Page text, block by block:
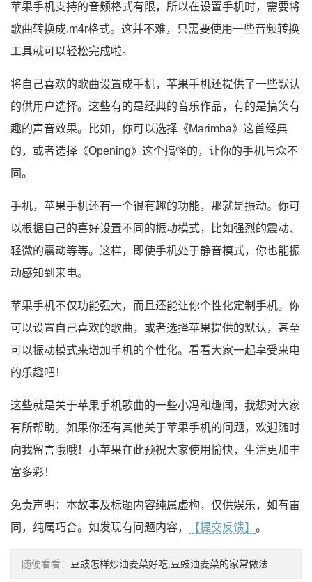
苹果手机支持的音频格式有限，所以在设置手机时，需要将
歌曲转换成.m4r格式。这并不难，只需要使用一些音频转换
工具就可以轻松完成啦。
将自己喜欢的歌曲设置成手机，苹果手机还提供了一些默认
的供用户选择。这些有的是经典的音乐作品，有的是搞笑有
趣的声音效果。比如，你可以选择《Marimba》这首经典
的，或者选择《Opening》这个搞怪的，让你的手机与众不
同。
手机，苹果手机还有一个很有趣的功能，那就是振动。你可
以根据自己的喜好设置不同的振动模式，比如强烈的震动、
轻微的震动等等。这样，即使手机处于静音模式，你也能振
动感知到来电。
苹果手机不仅功能强大，而且还能让你个性化定制手机。你
可以设置自己喜欢的歌曲，或者选择苹果提供的默认，甚至
可以振动模式来增加手机的个性化。看看大家一起享受来电
的乐趣吧！
这些就是关于苹果手机歌曲的一些小冯和趣闻，我想对大家
有所帮助。如果你还有其他关于苹果手机的问题，欢迎随时
向我留言哦哦！小苹果在此预祝大家使用愉快，生活更加丰
富多彩！
免责声明：本故事及标题内容纯属虚构，仅供娱乐，如有雷
同，纯属巧合。如发现有问题内容，
【提交反馈】 。
随便看看： 豆豉怎样炒油麦菜好吃,豆豉油麦菜的家常做法